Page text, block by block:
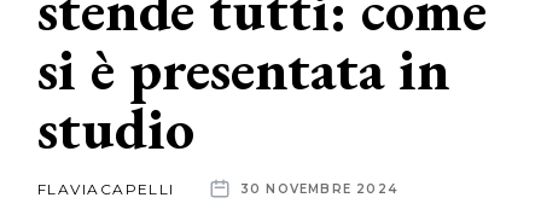
dalle
aziende
si è presentata in
studio
FLAVIACAPELLI 30 NOVEMBRE 2024